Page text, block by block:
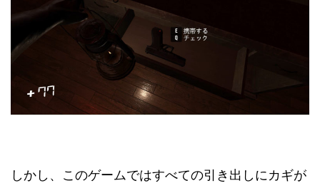
しかし、このゲームではすべての引き出しにカギが